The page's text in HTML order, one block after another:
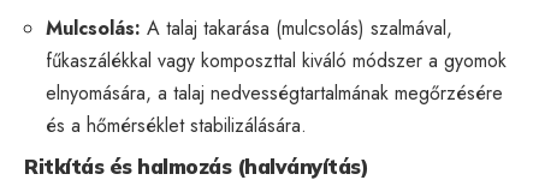
Mulcsolás: A talaj takarása (mulcsolás) szalmával,
fűkaszálékkal vagy komposzttal kiváló módszer a gyomok
elnyomására, a talaj nedvességtartalmának megőrzésére
és a hőmérséklet stabilizálására.
Ritkítás és halmozás (halványítás)